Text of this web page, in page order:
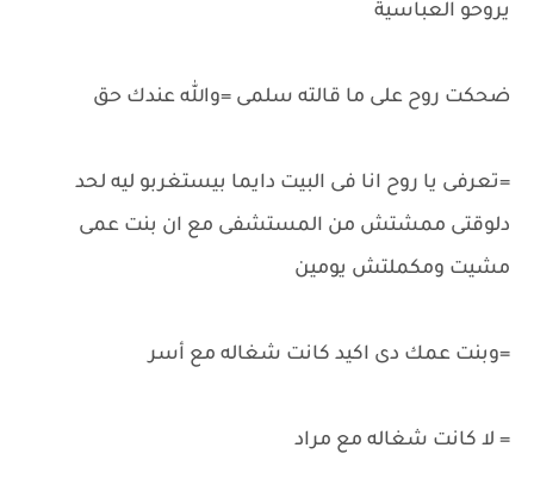
يروحو العباسية
ضحكت روح على ما قالته سلمى =والله عندك حق
=تعرفى يا روح انا فى البيت دايما بيستغربو ليه لحد
دلوقتى ممشتش من المستشفى مع ان بنت عمى
مشيت ومكملتش يومين
=وبنت عمك دى اكيد كانت شغاله مع أسر
= لا كانت شغاله مع مراد